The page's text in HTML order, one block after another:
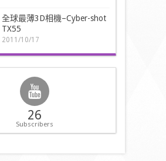
全球最薄3D相機–Cyber-shot
TX55
2011/10/17
26
Subscribers